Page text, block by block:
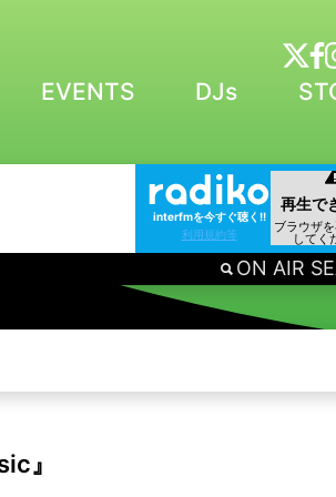
EVENTS DJs
interfmを今すぐ聴く!!
利用規約等
ON AIR
』